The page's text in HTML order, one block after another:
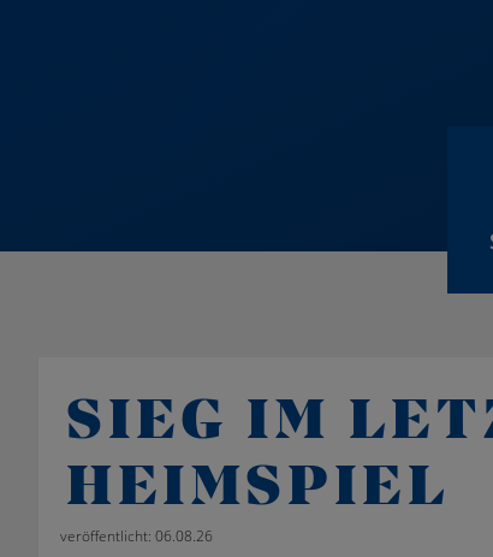
SIEG IM
HEIMSPIEL
veröffentlicht: 06.08.26